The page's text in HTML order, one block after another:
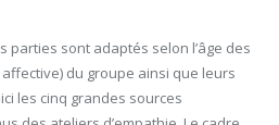
parties sont adaptés selon l’âge des
du groupe ainsi que leurs
les cinq grandes sources